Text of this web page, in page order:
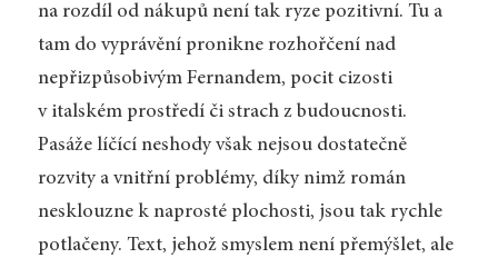
na rozdíl od nákupů není tak ryze pozitivní. Tu a
tam do vyprávění pronikne rozhořčení nad
nepřizpůsobivým Fernandem, pocit cizosti
v italském prostředí či strach z budoucnosti.
Pasáže líčící neshody však nejsou dostatečně
rozvity a vnitřní problémy, díky nimž román
nesklouzne k naprosté plochosti, jsou tak rychle
potlačeny. Text, jehož smyslem není přemýšlet, ale